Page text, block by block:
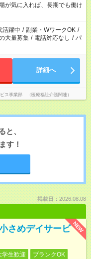
ん ※法令に基づき、週20時
となります ※労働者派遣法
短時間・短期間の就業はご
気に入れば、長期でも働け
活躍中 / 副業・WワークOK /
大量募集 / 電話対応なし / パ
詳細へ
ス事業部 （医療福祉介護関連）
と、
す！
掲載日：2026.08.08
NEW
さめデイサービ
学生歓迎
ブランクOK